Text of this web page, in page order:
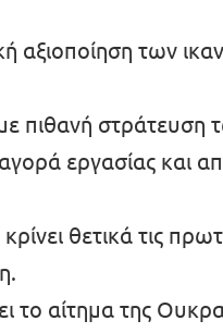
αξιοποίηση των
πιθανή στράτευση
εργασίας και
θετικά τις
το αίτημα της